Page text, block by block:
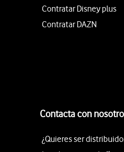
Contratar Disney plus
Contratar DAZN
Contacta con
¿Quieres ser